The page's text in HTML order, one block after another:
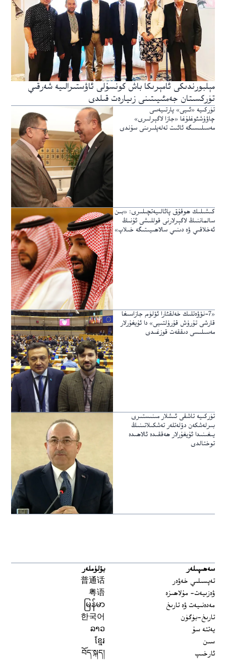
مېلبورندىكى ئامېرىكا باش كونسۇلى ئاۋستىرالىيە شەرقىي
تۈركسىتان جەمئىيىتىنى زىيارەت قىلدى
تۈركىيە «ئىيى» پارتىيەسى
چاۋۇشئوغلۇغا «جازا لاگېرلىرى»
مەسىلىسىگە ئائىت تەلەپلىرىنى سۇندى
كىشىلىك ھوقۇق پائالىيەتچىلىرى: «بىن
سالماننىڭ لاگېرلارنى قوللىشى ئۇنىڭ
ئەخلاقىي ۋە دىنىي سالاھىيىتىگە خىلاپ»
«7-نۆۋەتلىك خەلقئارا ئۆلۈم جازاسىغا
قارشى تۇرۇش قۇرۇلتىيى» دا ئۇيغۇرلار
مەسىلىسى دىققەت قوزغىدى
تۈركىيە تاشقى ئىشلار مىنىستىرى
بىرلەشكەن دۆلەتلەر تەشكىلاتىنىڭ
يىغىنىدا ئۇيغۇرلار ھەققىدە ئالاھىدە
توختالدى
سەھىپىلەر
تەپسىلىي خەۋەر
ۋەزىيەت- مۇلاھىزە
مەدەنىيەت ۋە تارىخ
تارىخ-بۈگۈن
يەتتە سۇ
سىن
ئارخىپ
بۆلۈملەر
普通话
粤语
မြန်မာ
한국어
ລາວ
ខ្មែរ
བོད་སྐད།